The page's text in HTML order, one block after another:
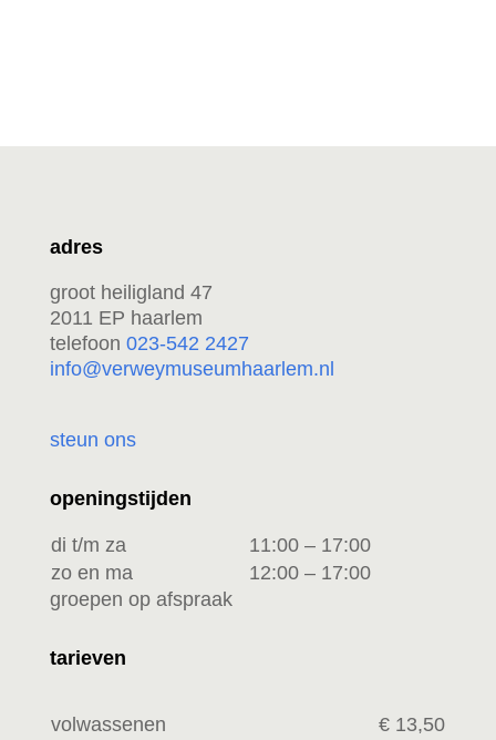
adres
groot heiligland 47
2011 EP haarlem
telefoon 023-542 2427
info@verweymuseumhaarlem.nl
steun ons
openingstijden
di t/m za
11:00 – 17:00
zo en ma
12:00 – 17:00
groepen op afspraak
tarieven
volwassenen € 13,50